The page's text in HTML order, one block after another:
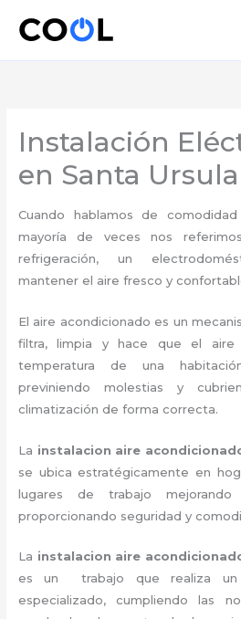
Instalación
en Santa
Cuando hablamos de
mayoría de veces nos
refrigeración, un
mantener el aire fresco y
El aire acondicionado es un
filtra, limpia y hace que el aire
temperatura de una
previniendo molestias y
climatización de forma correcta.
La instalacion aire
se ubica estratégicamente en
lugares de trabajo
proporcionando seguridad y
La instalacion aire
es un
trabajo que realiza
especializado, cumpliendo las